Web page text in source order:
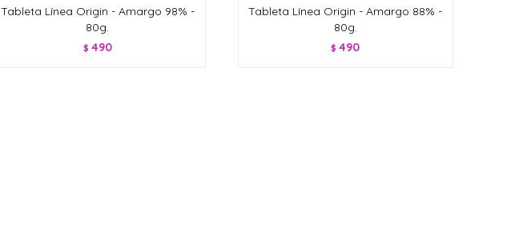
Tableta Línea Origin - Amargo 98% -
80g.
$ 490
Tableta Línea Origin - Amargo 88% -
80g.
$ 490